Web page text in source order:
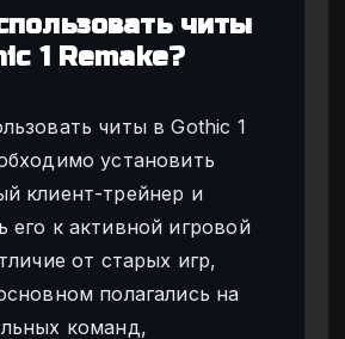
читы
1 Remake?
читы в Gothic 1
установить
клиент-трейнер и
его к активной игровой
от старых игр,
полагались на
команд,